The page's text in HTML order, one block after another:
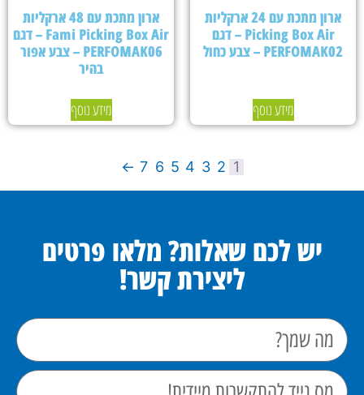
ארון מתכת עם 24 ארקליות
Picking Box Air – דגם
PERFOMAK02 – צבע כחול
מידע נוסף
ארון מתכת עם 48 ארקליות
Fami Picking Box Air – דגם
PERFOMAK06 – צבע אפור
בהיר
מידע נוסף
1
2
3
4
5
6
7
←
יש לכם שאלות? מלאו פרטים
ליצירת קשר!